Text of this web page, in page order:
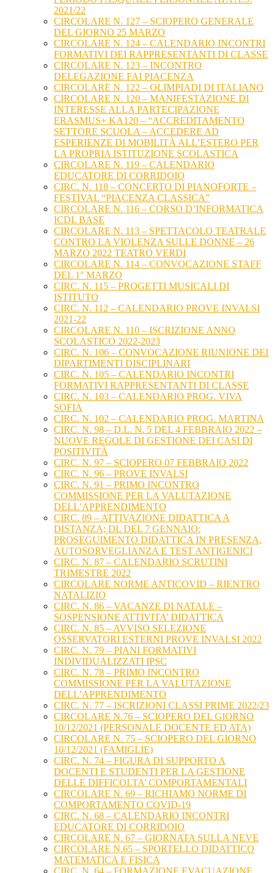
2021/22
CIRCOLARE N. 127 – SCIOPERO GENERALE
DEL GIORNO 25 MARZO
CIRCOLARE N. 124 – CALENDARIO INCONTRI
FORMATIVI DEI RAPPRESENTANTI DI CLASSE
CIRCOLARE N. 123 – INCONTRO
DELEGAZIONE FAI PIACENZA
CIRCOLARE N. 122 – OLIMPIADI DI ITALIANO
CIRCOLARE N. 120 – MANIFESTAZIONE DI
INTERESSE ALLA PARTECIPAZIONE
ERASMUS+ KA120 – “ACCREDITAMENTO
SETTORE SCUOLA – ACCEDERE AD
ESPERIENZE DI MOBILITÀ ALL’ESTERO PER
LA PROPRIA ISTITUZIONE SCOLASTICA
CIRCOLARE N. 119 – CALENDARIO
EDUCATORE DI CORRIDOIO
CIRC. N. 118 – CONCERTO DI PIANOFORTE –
FESTIVAL “PIACENZA CLASSICA”
CIRCOLARE N. 116 – CORSO D’INFORMATICA
ICDL BASE
CIRCOLARE N. 113 – SPETTACOLO TEATRALE
CONTRO LA VIOLENZA SULLE DONNE – 26
MARZO 2022 TEATRO VERDI
CIRCOLARE N. 114 – CONVOCAZIONE STAFF
DEL 1° MARZO
CIRC. N. 115 – PROGETTI MUSICALI DI
ISTITUTO
CIRC. N. 112 – CALENDARIO PROVE INVALSI
2021-22
CIRCOLARE N. 110 – ISCRIZIONE ANNO
SCOLASTICO 2022-2023
CIRC. N. 106 – CONVOCAZIONE RIUNIONE DEI
DIPARTIMENTI DISCIPLINARI
CIRC. N. 105 – CALENDARIO INCONTRI
FORMATIVI RAPPRESENTANTI DI CLASSE
CIRC. N. 103 – CALENDARIO PROG. VIVA
SOFIA
CIRC. N. 102 – CALENDARIO PROG. MARTINA
CIRC. N. 98 – D.L. N. 5 DEL 4 FEBBRAIO 2022 –
NUOVE REGOLE DI GESTIONE DEI CASI DI
POSITIVITÀ
CIRC. N. 97 – SCIOPERO 07 FEBBRAIO 2022
CIRC. N. 96 – PROVE INVALSI
CIRC. N. 91 – PRIMO INCONTRO
COMMISSIONE PER LA VALUTAZIONE
DELL’APPRENDIMENTO
CIRC. 89 – ATTIVAZIONE DIDATTICA A
DISTANZA; DL DEL 7 GENNAIO:
PROSEGUIMENTO DIDATTICA IN PRESENZA,
AUTOSORVEGLIANZA E TEST ANTIGENICI
CIRC. N. 87 – CALENDARIO SCRUTINI
TRIMESTRE 2022
CIRCOLARE NORME ANTICOVID – RIENTRO
NATALIZIO
CIRC. N. 86 – VACANZE DI NATALE –
SOSPENSIONE ATTIVITA’ DIDATTICA
CIRC. N. 85 – AVVISO SELEZIONE
OSSERVATORI ESTERNI PROVE INVALSI 2022
CIRC. N. 79 – PIANI FORMATIVI
INDIVIDUALIZZATI IPSC
CIRC. N. 78 – PRIMO INCONTRO
COMMISSIONE PER LA VALUTAZIONE
DELL’APPRENDIMENTO
CIRC. N. 77 – ISCRIZIONI CLASSI PRIME 2022/23
CIRCOLARE N.76 – SCIOPERO DEL GIORNO
10/12/2021 (PERSONALE DOCENTE ED ATA)
CIRCOLARE N. 75 – SCIOPERO DEL GIORNO
10/12/2021 (FAMIGLIE)
CIRC. N. 74 – FIGURA DI SUPPORTO A
DOCENTI E STUDENTI PER LA GESTIONE
DELLE DIFFICOLTA’ COMPORTAMENTALI
CIRCOLARE N. 69 – RICHIAMO NORME DI
COMPORTAMENTO COVID-19
CIRC. N. 68 – CALENDARIO INCONTRI
EDUCATORE DI CORRIDOIO
CIRCOLARE N. 67 – GIORNATA SULLA NEVE
CIRCOLARE N.65 – SPORTELLO DIDATTICO
MATEMATICA E FISICA